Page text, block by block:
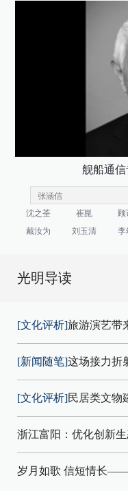
舰船通
沈之荃 崔崑 顾
戴汝为
刘玉清 李
光明导读
[文化评析]旅游演艺带
[新闻随笔]这场接力折
[文化评析]民居类文物
浙江富阳：优化创新
岁月如歌 信短情长